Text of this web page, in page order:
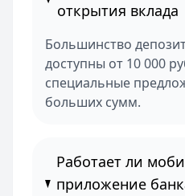
открытия вклада
Большинство
доступны от 10 000
специальные
больших сумм.
Работает ли
приложение